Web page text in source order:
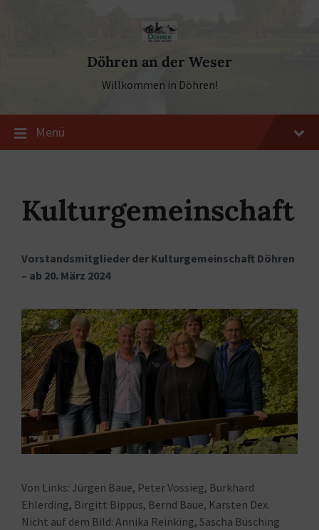
Döhren an der Weser
Willkommen in Döhren!
Menü
Kulturgemeinschaft
Vorstandsmitglieder der Kulturgemeinschaft Döhren
– ab 20. März 2024
Von Links: Jürgen Baue, Peter Vossieg, Burkhard
Ehlerding, Birgitt Bippus, Bernd Baue, Karsten Dex.
Nicht auf dem Bild: Annika Reinking, Sascha Büsching